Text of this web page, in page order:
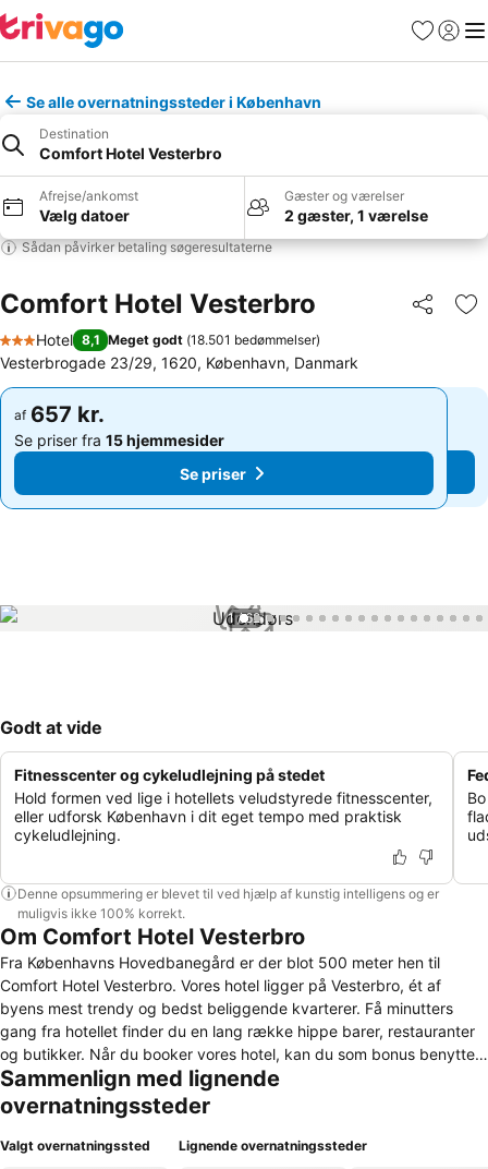
Favoritter
Log ind
Se alle overnatningssteder i København
Destination
Comfort Hotel Vesterbro
Afrejse/ankomst
Vælg datoer
Gæster og værelser
2 gæster, 1 værelse
Sådan påvirker betaling søgeresultaterne
Comfort Hotel Vesterbro Del
3 Stjerner
Hotel 8,1 Meget godt (18.501 bedømmelser)
Vesterbrogade 23/29, 1620, København, Danmark
af 657 kr.
Se priser fra 15 hjemmesider
Se priser
af 657 kr.
Se priser fra 15 hjemmesider
Se priser
1 / 62
Godt at vide
Fitnesscenter og cykeludlejning på stedet
Hold formen ved lige i hotellets veludstyrede fitnesscenter,
eller udforsk København i dit eget tempo med praktisk
cykeludlejning.
Denne opsummering er blevet til ved hjælp af kunstig intelligens og er
muligvis ikke 100% korrekt.
Om Comfort Hotel Vesterbro
Fra Københavns Hovedbanegård er der blot 500 meter hen til
Comfort Hotel Vesterbro. Vores hotel ligger på Vesterbro, ét af
byens mest trendy og bedst beliggende kvarterer. Få minutters
gang fra hotellet finder du en lang række hippe barer, restauranter
og butikker. Når du booker vores hotel, kan du som bonus benytte
vores trådløse internet uden ekstra omkostninger, og vi inkluderer
også økologisk kaffe i prisen. Københavns mest trendy bydel
Comfort Hotel Vesterbro ligger på Vesterbrogade i Københavns mest
trendy bydel, Vesterbro. Nedslidte 60’er-boliger prægede tidligere
Sammenlign med lignende
overnatningssteder
Valgt overnatningssted Lignende overnatningssteder